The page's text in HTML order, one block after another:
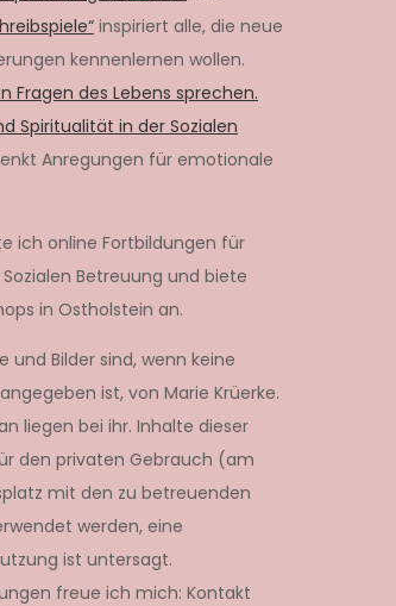
inspiriert alle, die neue
kennenlernen wollen.
Fragen des Lebens sprechen.
Spiritualität in der Sozialen
Anregungen für emotionale
ich online Fortbildungen für
Betreuung und biete
in Ostholstein an.
und Bilder sind, wenn keine
ist, von Marie Krüerke.
liegen bei ihr. Inhalte dieser
den privaten Gebrauch (am
mit den zu betreuenden
werden, eine
ist untersagt.
freue ich mich: Kontakt